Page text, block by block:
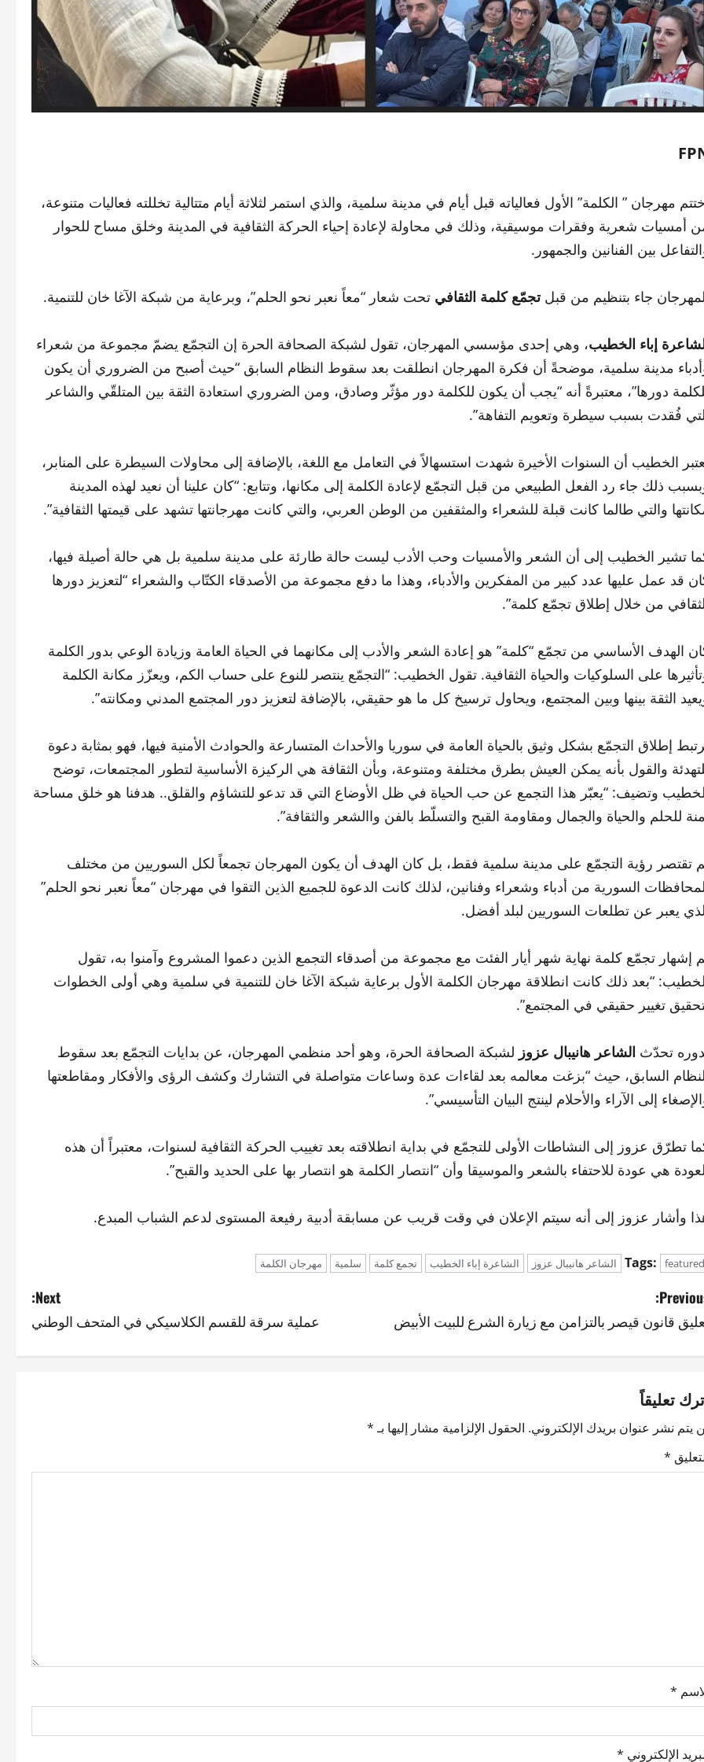
مهرجان ” الكلمة” الأول فعالياته قبل أيام في مدينة سلمية، والذي استمر لثلاثة أيام متتالية تخللته فعاليات متنوعة،
أمسيات شعرية وفقرات موسيقية، وذلك في محاولة لإعادة إحياء الحركة الثقافية في المدينة وخلق مساح للحوار
بين الفنانين والجمهور.
جاء بتنظيم من قبل تجمّع كلمة الثقافي تحت شعار “معاً نعبر نحو الحلم”، وبرعاية من شبكة الآغا خان للتنمية.
إباء الخطيب، وهي إحدى مؤسسي المهرجان، تقول لشبكة الصحافة الحرة إن التجمّع يضمّ مجموعة من شعراء
مدينة سلمية، موضحةً أن فكرة المهرجان انطلقت بعد سقوط النظام السابق “حيث أصبح من الضروري أن يكون
دورها”، معتبرةً أنه “يجب أن يكون للكلمة دور مؤثّر وصادق، ومن الضروري استعادة الثقة بين المتلقّي والشاعر
فُقدت بسبب سيطرة وتعويم التفاهة”.
الخطيب أن السنوات الأخيرة شهدت استسهالاً في التعامل مع اللغة، بالإضافة إلى محاولات السيطرة على المنابر،
ذلك جاء رد الفعل الطبيعي من قبل التجمّع لإعادة الكلمة إلى مكانها، وتتابع: “كان علينا أن نعيد لهذه المدينة
والتي طالما كانت قبلة للشعراء والمثقفين من الوطن العربي، والتي كانت مهرجانتها تشهد على قيمتها الثقافية”.
تشير الخطيب إلى أن الشعر والأمسيات وحب الأدب ليست حالة طارئة على مدينة سلمية بل هي حالة أصيلة فيها،
قد عمل عليها عدد كبير من المفكرين والأدباء، وهذا ما دفع مجموعة من الأصدقاء الكتّاب والشعراء “لتعزيز دورها
من خلال إطلاق تجمّع كلمة”.
الهدف الأساسي من تجمّع “كلمة” هو إعادة الشعر والأدب إلى مكانهما في الحياة العامة وزيادة الوعي بدور الكلمة
على السلوكيات والحياة الثقافية. تقول الخطيب: “التجمّع ينتصر للنوع على حساب الكم، ويعزّز مكانة الكلمة
الثقة بينها وبين المجتمع، ويحاول ترسيخ كل ما هو حقيقي، بالإضافة لتعزيز دور المجتمع المدني ومكانته”.
إطلاق التجمّع بشكل وثيق بالحياة العامة في سوريا والأحداث المتسارعة والحوادث الأمنية فيها، فهو بمثابة دعوة
والقول بأنه يمكن العيش بطرق مختلفة ومتنوعة، وبأن الثقافة هي الركيزة الأساسية لتطور المجتمعات، توضح
وتضيف: “يعبّر هذا التجمع عن حب الحياة في ظل الأوضاع التي قد تدعو للتشاؤم والقلق.. هدفنا هو خلق مساحة
للحلم والحياة والجمال ومقاومة القبح والتسلّط بالفن واالشعر والثقافة”.
تقتصر رؤية التجمّع على مدينة سلمية فقط، بل كان الهدف أن يكون المهرجان تجمعاً لكل السوريين من مختلف
السورية من أدباء وشعراء وفنانين، لذلك كانت الدعوة للجميع الذين التقوا في مهرجان “معاً نعبر نحو الحلم”
يعبر عن تطلعات السوريين لبلد أفضل.
إشهار تجمّع كلمة نهاية شهر أيار الفئت مع مجموعة من أصدقاء التجمع الذين دعموا المشروع وآمنوا به، تقول
“بعد ذلك كانت انطلاقة مهرجان الكلمة الأول برعاية شبكة الآغا خان للتنمية في سلمية وهي أولى الخطوات
تغيير حقيقي في المجتمع”.
تحدّث الشاعر هانيبال عزوز لشبكة الصحافة الحرة، وهو أحد منظمي المهرجان، عن بدايات التجمّع بعد سقوط
السابق، حيث “بزغت معالمه بعد لقاءات عدة وساعات متواصلة في التشارك وكشف الرؤى والأفكار ومقاطعتها
إلى الآراء والأحلام لينتج البيان التأسيسي”.
تطرّق عزوز إلى النشاطات الأولى للتجمّع في بداية انطلاقته بعد تغييب الحركة الثقافية لسنوات، معتبراً أن هذه
هي عودة للاحتفاء بالشعر والموسيقا وأن “انتصار الكلمة هو انتصار بها على الحديد والقبح”.
وأشار عزوز إلى أنه سيتم الإعلان في وقت قريب عن مسابقة أدبية رفيعة المستوى لدعم الشباب المبدع.
Tags: featured الشاعر هانيبال عزوز الشاعرة إباء الخطيب تجمع كلمة سلمية مهرجان الكلمة
قانون قيصر بالتزامن مع زيارة الشرع للبيت الأبيض
Next:
عملية سرقة للقسم الكلاسيكي في المتحف الوطني
تعليقاً
يتم نشر عنوان بريدك الإلكتروني. الحقول الإلزامية مشار إليها بـ*
*
*
الإلكتروني *